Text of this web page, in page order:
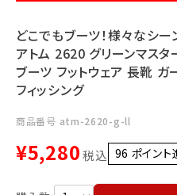
メールでのお問い合
info@agriz.net
FAXでのご注文
0739-72-4532
どこでもブーツ！様々なシー
アトム 2620 グリーンマス
ブーツ フットウェア 長靴
フィッシング
商品番号 atm-2620-g-ll
¥5,280 税込 96 ポイント